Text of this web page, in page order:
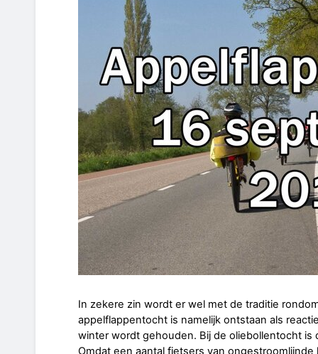
In zekere zin wordt er wel met de traditie
appelflappentocht is namelijk ontstaan als
winter wordt gehouden. Bij de oliebollentocht is
Omdat een aantal fietsers van